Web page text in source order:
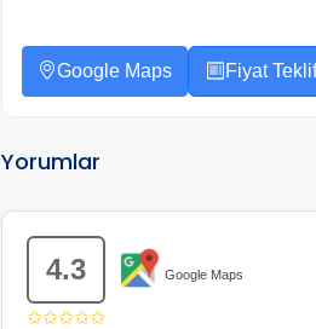
Google Maps Fiyat
Yorumlar
4.3 Google Maps
✩✩✩✩✩